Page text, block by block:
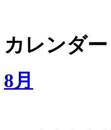
カレンダー
8月